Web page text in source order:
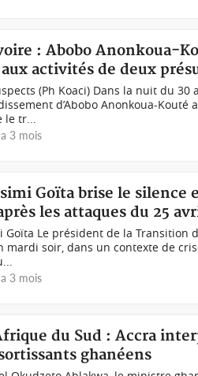
: Abobo Anonkoua-
activités de deux
(Ph Koaci) Dans la nuit du
d’Abobo Anonkoua-
le tr...
3 mois
Goïta brise le silence
les attaques du 25
Goïta Le président de la Transition
mardi soir, dans un contexte de
3 mois
du Sud : Accra
ghanéens